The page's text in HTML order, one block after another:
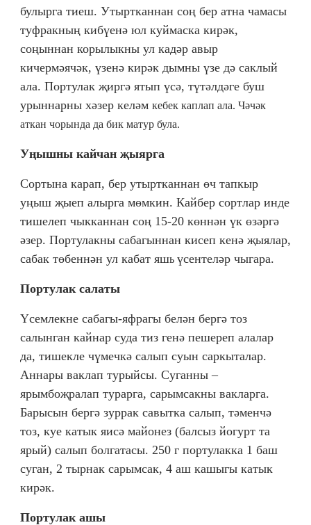
булырга тиеш. Утыртканнан соң бер атна чамасы
туфракның кибүенә юл куймаска кирәк,
соңыннан корылыкны ул кадәр авыр
кичермәячәк, үзенә кирәк дымны үзе дә саклый
ала. Портулак җиргә ятып үсә, түтәлдәге буш
урыннарны хәзер келәм кебек каплап ала. Чәчәк
аткан чорында да бик матур була.
Уңышны кайчан җыярга
Сортына карап, бер утыртканнан өч тапкыр
уңыш җыеп алырга мөмкин. Кайбер сортлар инде
тишелеп чыкканнан соң 15-20 көннән үк өзәргә
әзер. Портулакны сабагыннан кисеп кенә җыялар,
сабак төбеннән ул кабат яшь үсентеләр чыгара.
Портулак салаты
Үсемлекне сабагы-яфрагы белән бергә тоз
салынган кайнар суда тиз генә пешереп алалар
да, тишекле чүмечкә салып суын саркыталар.
Аннары ваклап турыйсы. Суганны –
ярымбоҗралап турарга, сарымсакны вакларга.
Барысын бергә зуррак савытка салып, тәменчә
тоз, куе катык яисә майонез (балсыз йогурт та
ярый) салып болгатасы. 250 г портулакка 1 баш
суган, 2 тырнак сарымсак, 4 аш кашыгы катык
кирәк.
Портулак ашы